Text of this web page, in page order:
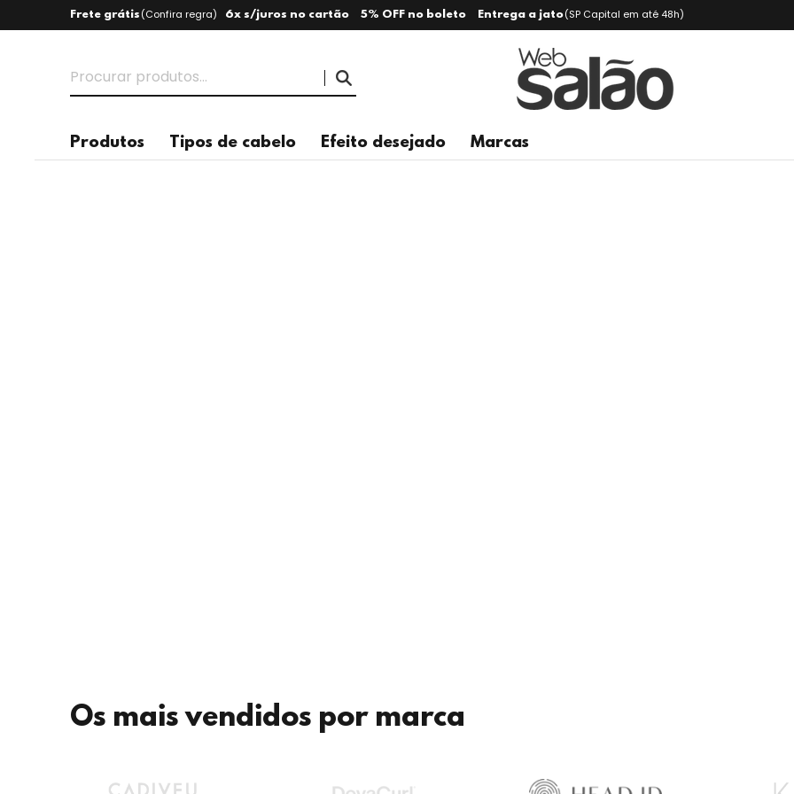
Frete grátis (Confira regra) 6x s/juros no cartão 5% OFF no boleto Entrega a jato(SP Capital em até 48h)
Produtos Tipos de cabelo Efeito desejado Marcas
Os mais vendidos por marca